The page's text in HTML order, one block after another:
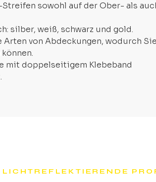
sowohl auf der Ober- als
silber, weiß, schwarz und gold.
von Abdeckungen, wodurch Sie
mit doppelseitigem Klebeband
LICHTREFLEKTIERENDE